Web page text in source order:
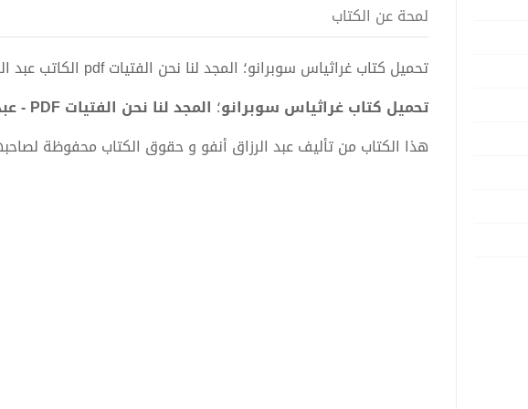
لمحة عن الكتاب
تحميل كتاب غراثياس سوبرانو؛ المجد لنا نحن الفتيات pdf الكاتب عبد الرزاق أنفو
تحميل كتاب غراثياس سوبرانو؛ المجد لنا نحن الفتيات PDF - عبد الرزاق أنفو
هذا الكتاب من تأليف عبد الرزاق أنفو و حقوق الكتاب محفوظة